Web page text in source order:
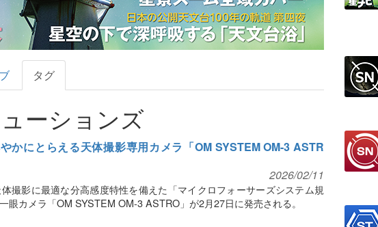
タグ
ーションズ
かにとらえる天体撮影専用カメラ「OM SYSTEM OM-3 ASTR
2026/02/11
撮影に最適な分高感度特性を備えた「マイクロフォーサーズシステム規
眼カメラ「OM SYSTEM OM-3 ASTRO」が2月27日に発売される。